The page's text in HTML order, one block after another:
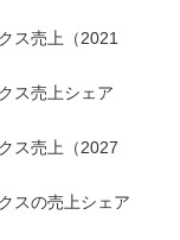
ス売上（2021
ス売上シェア
ス売上（2027
スの売上シェア